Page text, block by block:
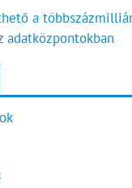
a
adatközpontokban